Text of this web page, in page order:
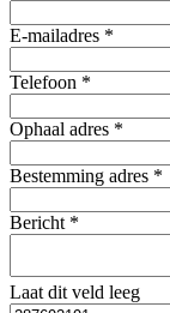
E-mailadres *
Telefoon *
Ophaal adres *
Bestemming adres *
Bericht *
Laat dit veld leeg